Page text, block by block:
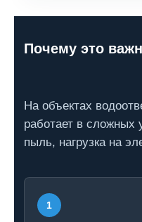
Почему это
На объектах
работает в сложных
пыль, нагрузка на